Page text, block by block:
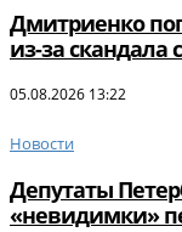
Дмитриенко
из-за скандала
05.08.2026 13:22
Новости
Депутаты
«невидимки»